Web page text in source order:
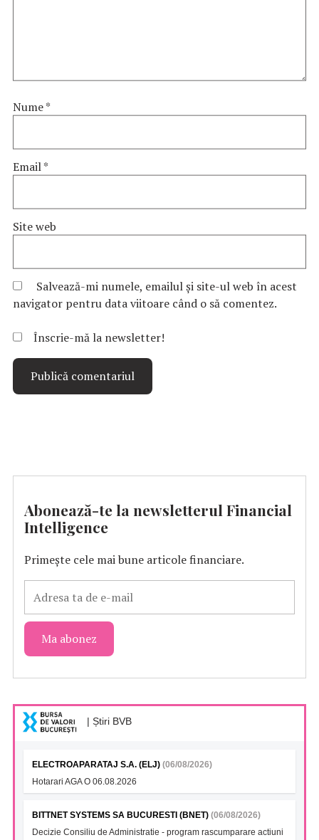
Nume*
Email*
Site web
Salvează-mi numele, emailul și site-ul web în acest
navigator pentru data viitoare când o să comentez.
Înscrie-mă la newsletter!
Abonează-te la newsletterul Financial
Intelligence
Primește cele mai bune articole financiare.
| Știri BVB
ELECTROAPARATAJ S.A. (ELJ) (06/08/2026)
Hotarari AGA O 06.08.2026
BITTNET SYSTEMS SA BUCURESTI (BNET) (06/08/2026)
Decizie Consiliu de Administratie - program rascumparare actiuni